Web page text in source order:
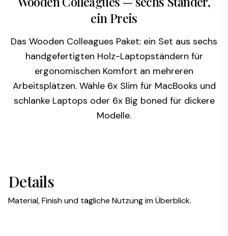
ein Preis
Das Wooden Colleagues Paket: ein Set aus sechs
handgefertigten Holz-Laptopständern für
ergonomischen Komfort an mehreren
Arbeitsplätzen. Wähle 6x Slim für MacBooks und
schlanke Laptops oder 6x Big boned für dickere
Modelle.
Details
Material, Finish und tägliche Nutzung im Überblick.